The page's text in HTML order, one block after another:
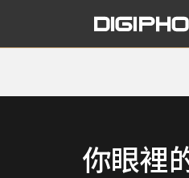
你眼裡